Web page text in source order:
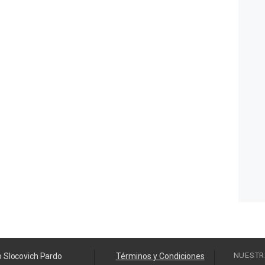
Slocovich Pardo Términos y Condiciones